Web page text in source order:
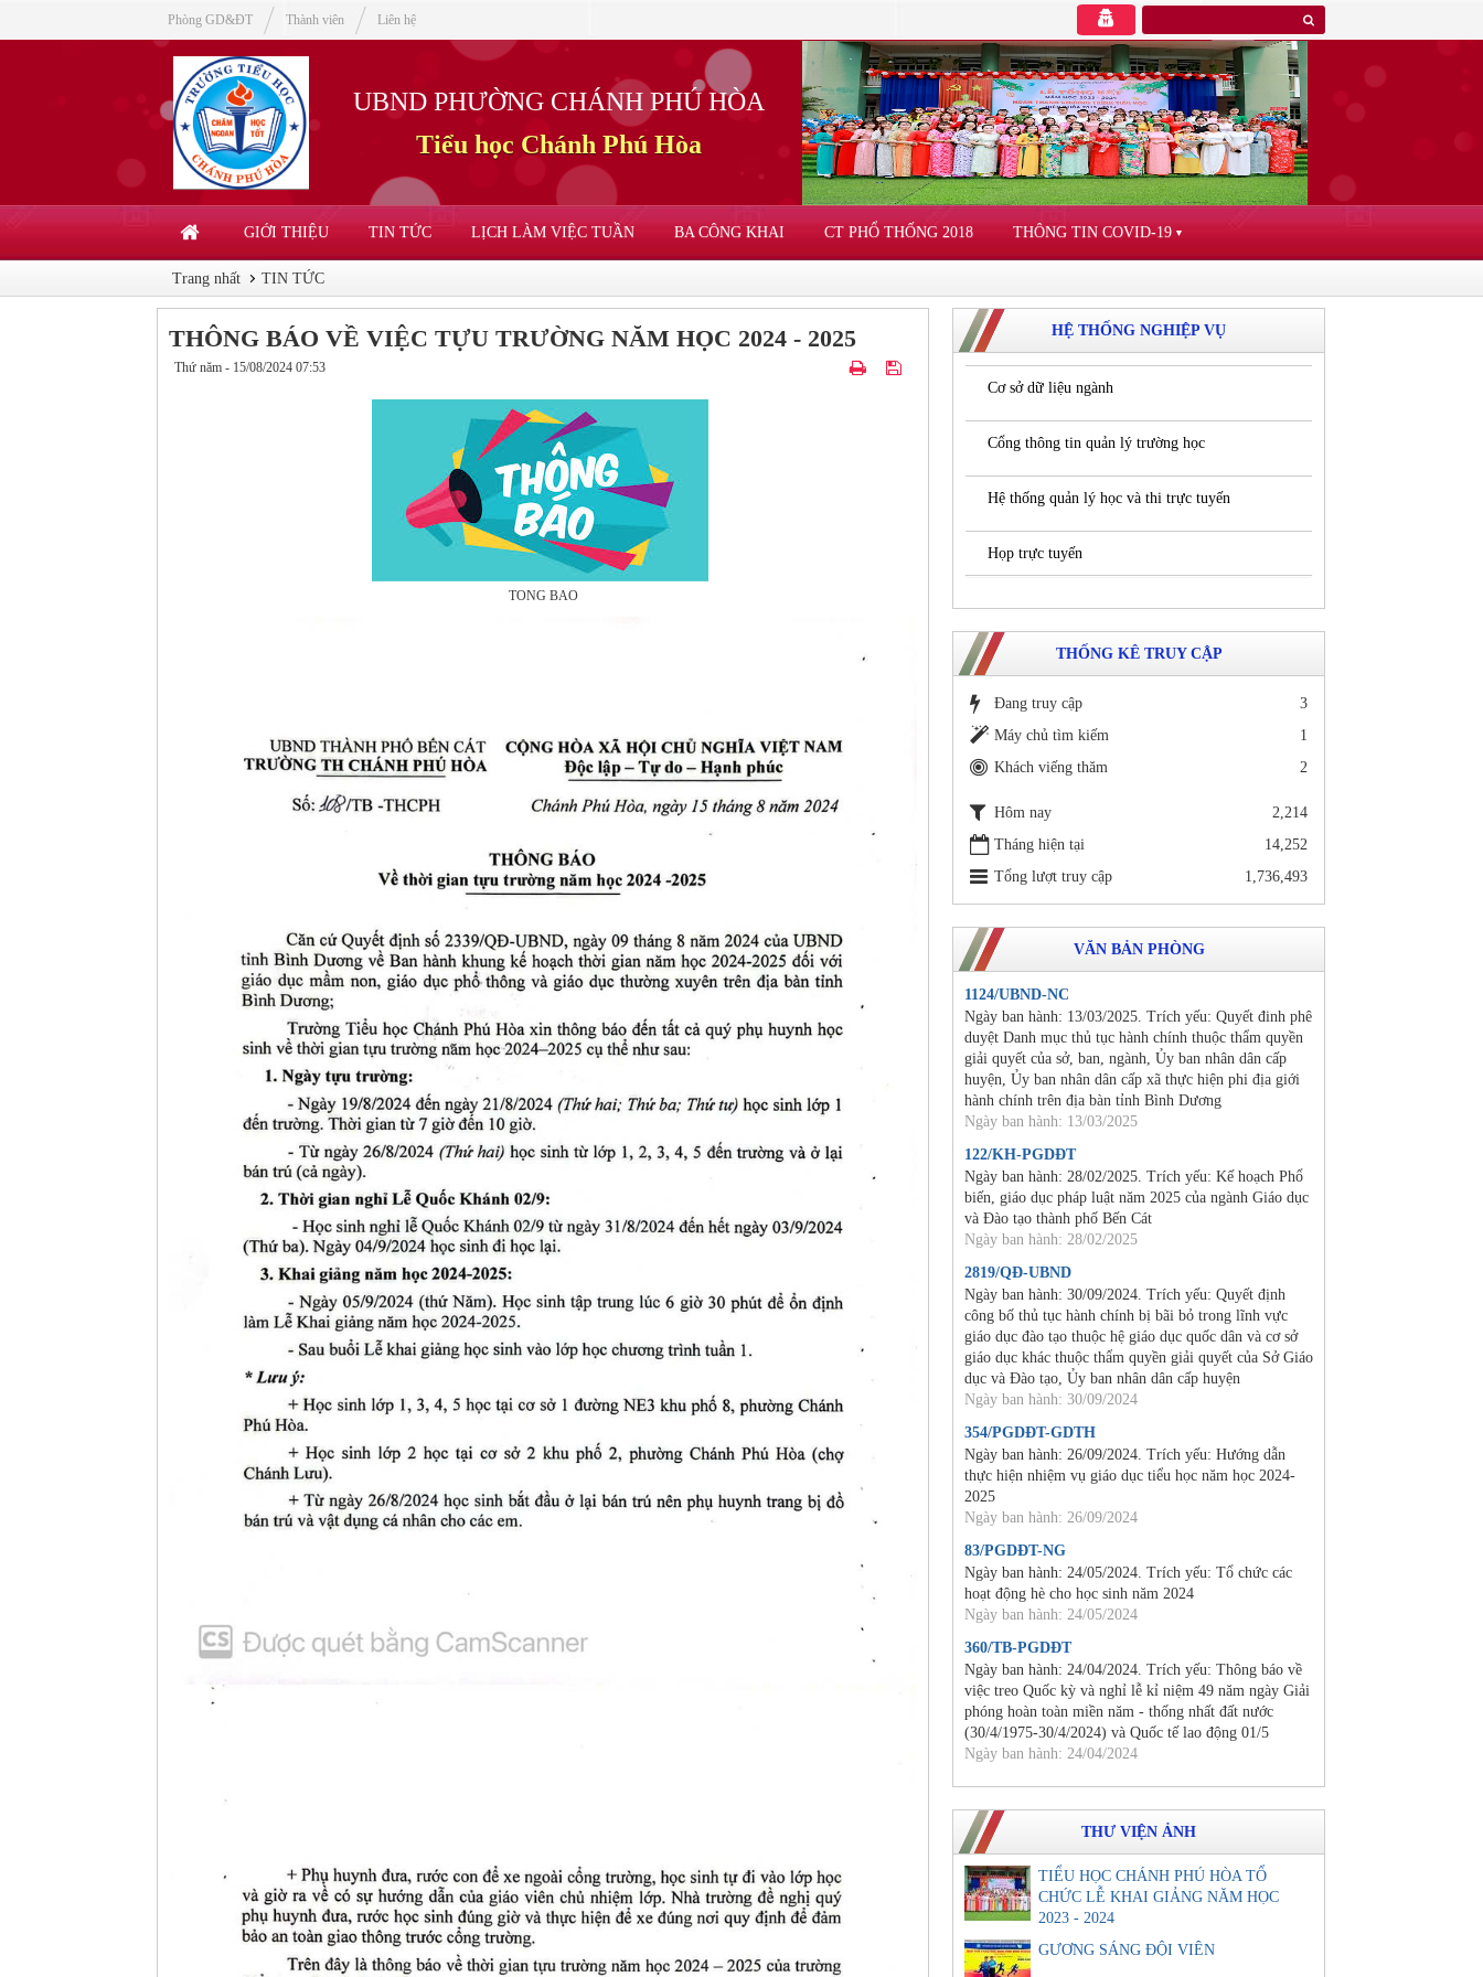
UBND PHƯỜNG CHÁNH PHÚ HÒA
Tiểu học Chánh Phú Hòa
GIỚI THIỆU TIN TỨC LỊCH LÀM VIỆC TUẦN BA CÔNG KHAI CT PHỔ THỐNG 2018 THÔNG TIN COVID-19 ▼
Phòng GD&ĐT Thành viên Liên hệ
Trang nhất TIN TỨC
THÔNG BÁO VỀ VIỆC TỰU TRƯỜNG NĂM HỌC 2024 - 2025
Thứ năm - 15/08/2024 07:53
TONG BAO
HỆ THỐNG NGHIỆP VỤ
Cơ sở dữ liệu ngành
Cổng thông tin quản lý trường học
Hệ thống quản lý học và thi trực tuyến
Họp trực tuyến
THỐNG KÊ TRUY CẬP
Đang truy cập
3
Máy chủ tìm kiếm
1
Khách viếng thăm
2
Hôm nay
2,214
Tháng hiện tại
14,252
Tổng lượt truy cập
1,736,493
VĂN BẢN PHÒNG
1124/UBND-NC
Ngày ban hành: 13/03/2025. Trích yếu: Quyết đinh phê
duyệt Danh mục thủ tục hành chính thuộc thẩm quyền
giải quyết của sở, ban, ngành, Ủy ban nhân dân cấp
huyện, Ủy ban nhân dân cấp xã thực hiện phi địa giới
hành chính trên địa bàn tỉnh Bình Dương
Ngày ban hành: 13/03/2025
122/KH-PGDĐT
Ngày ban hành: 28/02/2025. Trích yếu: Kế hoạch Phổ
biến, giáo dục pháp luật năm 2025 của ngành Giáo dục
và Đào tạo thành phố Bến Cát
Ngày ban hành: 28/02/2025
2819/QĐ-UBND
Ngày ban hành: 30/09/2024. Trích yếu: Quyết định
công bố thủ tục hành chính bị bãi bỏ trong lĩnh vực
giáo dục đào tạo thuộc hệ giáo dục quốc dân và cơ sở
giáo dục khác thuộc thẩm quyền giải quyết của Sở Giáo
dục và Đào tạo, Ủy ban nhân dân cấp huyện
Ngày ban hành: 30/09/2024
354/PGDĐT-GDTH
Ngày ban hành: 26/09/2024. Trích yếu: Hướng dẫn
thực hiện nhiệm vụ giáo dục tiểu học năm học 2024-
2025
Ngày ban hành: 26/09/2024
83/PGDĐT-NG
Ngày ban hành: 24/05/2024. Trích yếu: Tổ chức các
hoạt động hè cho học sinh năm 2024
Ngày ban hành: 24/05/2024
360/TB-PGDĐT
Ngày ban hành: 24/04/2024. Trích yếu: Thông báo về
việc treo Quốc kỳ và nghỉ lễ kỉ niệm 49 năm ngày Giải
phóng hoàn toàn miền năm - thống nhất đất nước
(30/4/1975-30/4/2024) và Quốc tế lao động 01/5
Ngày ban hành: 24/04/2024
THƯ VIỆN ẢNH
TIỂU HỌC CHÁNH PHÚ HÒA TỔ
CHỨC LỄ KHAI GIẢNG NĂM HỌC
2023 - 2024
GƯƠNG SÁNG ĐỘI VIÊN